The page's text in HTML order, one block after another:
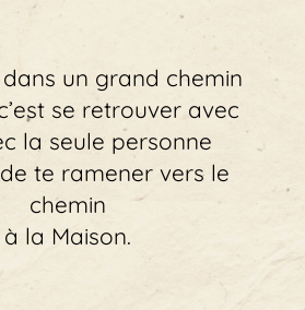
un grand chemin
se retrouver avec
la seule personne
te ramener vers le
chemin
à la Maison.